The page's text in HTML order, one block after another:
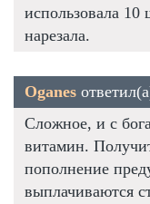
использовала 10
нарезала.
Oganes
Сложное, и с
витамин.
пополнение
выплачиваются